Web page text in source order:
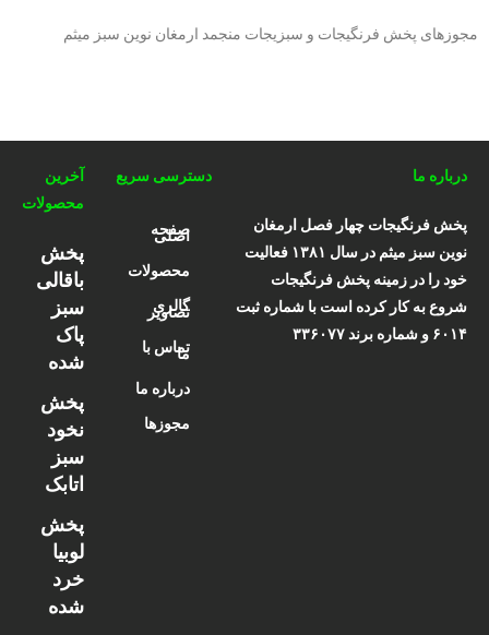
مجوزهای پخش فرنگیجات و سبزیجات منجمد ارمغان نوین سبز میثم
درباره ما
پخش فرنگیجات چهار فصل ارمغان
نوین سبز میثم در سال ۱۳۸۱ فعالیت
خود را در زمینه پخش فرنگیجات
شروع به کار کرده است با شماره ثبت
۶۰۱۴ و شماره برند ۳۳۶۰۷۷
دسترسی سریع
صفحه
اصلی
محصولات
گالری
تصاویر
تماس با
ما
درباره ما
مجوزها
آخرین
محصولات
پخش
باقالی
سبز
پاک
شده
پخش
نخود
سبز
اتابک
پخش
لوبیا
خرد
شده